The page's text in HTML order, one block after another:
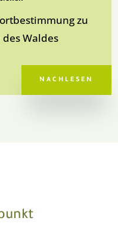
zu
Waldes
NACHLESEN